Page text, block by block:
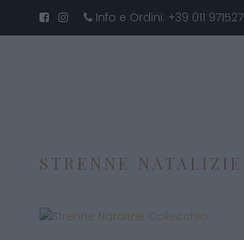
Info e Ordini: +39 011
STRENNE NATALIZIE